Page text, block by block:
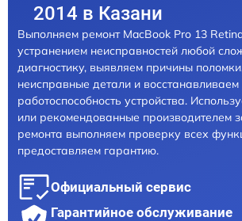
2014 в Казани
Выполняем ремонт MacBook Pro 13
устранением неисправностей любой
диагностику, выявляем причины
неисправные детали и восстанавливаем
работоспособность устройства.
или рекомендованные производителем
ремонта выполняем проверку всех
предоставляем гарантию.
Официальный сервис
Гарантийное обслуживание